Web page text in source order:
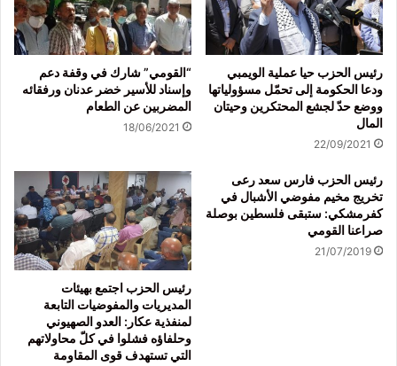
رئيس الحزب حيا عملية الويمبي
ودعا الحكومة إلى تحمّل مسؤولياتها
ووضع حدّ لجشع المحتكرين وحيتان
المال
22/09/2021
“القومي” شارك في وقفة دعم
وإسناد للأسير خضر عدنان ورفقائه
المضربين عن الطعام
18/06/2021
رئيس الحزب فارس سعد رعى
تخريج مخيم مفوضي الأشبال في
كفرمشكي: ستبقى فلسطين بوصلة
صراعنا القومي
21/07/2019
رئيس الحزب اجتمع بهيئات
المديريات والمفوضيات التابعة
لمنفذية عكار: العدو الصهيوني
وحلفاؤه فشلوا في كلّ محاولاتهم
التي تستهدف قوى المقاومة